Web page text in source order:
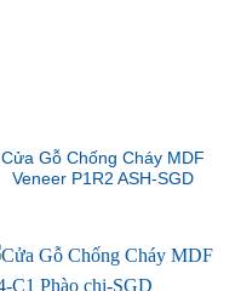
Cửa Gỗ Chống Cháy MDF
Veneer P1R2 ASH-SGD